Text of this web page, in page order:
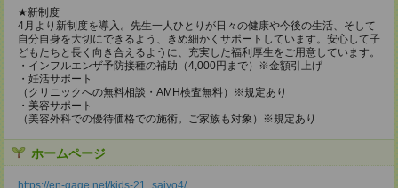
★新制度
4月より新制度を導入。先生一人ひとりが日々の健康や今後の生活、そして
自分自身を大切にできるよう、きめ細かくサポートしています。安心して子
どもたちと長く向き合えるように、充実した福利厚生をご用意しています。
・インフルエンザ予防接種の補助（4,000円まで）※金額引上げ
・妊活サポート
（クリニックへの無料相談・AMH検査無料）※規定あり
・美容サポート
（美容外科での優待価格での施術。ご家族も対象）※規定あり
ホームページ
https://en-gage.net/kids-21_saiyo4/